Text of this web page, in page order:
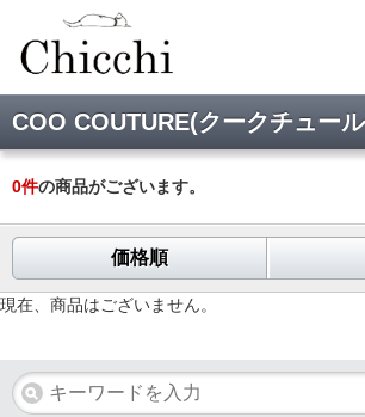
0件の商品がございます。
価格順
現在、商品はございません。